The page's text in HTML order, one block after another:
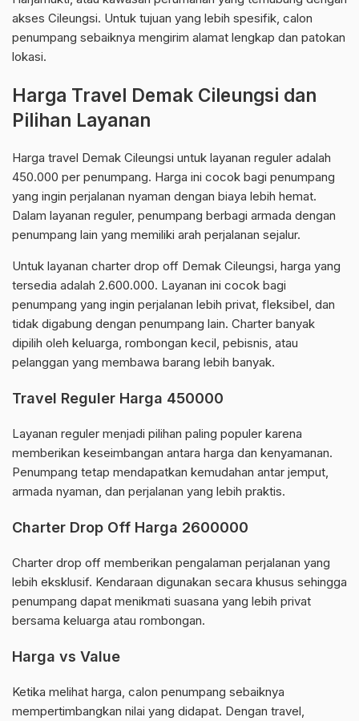
akses Cileungsi. Untuk tujuan yang lebih spesifik, calon
penumpang sebaiknya mengirim alamat lengkap dan patokan
lokasi.
Harga Travel Demak Cileungsi dan
Pilihan Layanan
Harga travel Demak Cileungsi untuk layanan reguler adalah
450.000 per penumpang. Harga ini cocok bagi penumpang
yang ingin perjalanan nyaman dengan biaya lebih hemat.
Dalam layanan reguler, penumpang berbagi armada dengan
penumpang lain yang memiliki arah perjalanan sejalur.
Untuk layanan charter drop off Demak Cileungsi, harga yang
tersedia adalah 2.600.000. Layanan ini cocok bagi
penumpang yang ingin perjalanan lebih privat, fleksibel, dan
tidak digabung dengan penumpang lain. Charter banyak
dipilih oleh keluarga, rombongan kecil, pebisnis, atau
pelanggan yang membawa barang lebih banyak.
Travel Reguler Harga 450000
Layanan reguler menjadi pilihan paling populer karena
memberikan keseimbangan antara harga dan kenyamanan.
Penumpang tetap mendapatkan kemudahan antar jemput,
armada nyaman, dan perjalanan yang lebih praktis.
Charter Drop Off Harga 2600000
Charter drop off memberikan pengalaman perjalanan yang
lebih eksklusif. Kendaraan digunakan secara khusus sehingga
penumpang dapat menikmati suasana yang lebih privat
bersama keluarga atau rombongan.
Harga vs Value
Ketika melihat harga, calon penumpang sebaiknya
mempertimbangkan nilai yang didapat. Dengan travel,